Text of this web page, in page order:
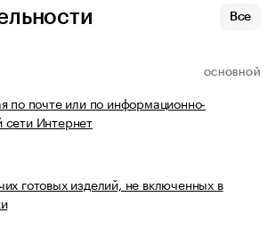
Все
ОСНОВНОЙ
по почте или по информационно-
сети Интернет
готовых изделий, не включенных в